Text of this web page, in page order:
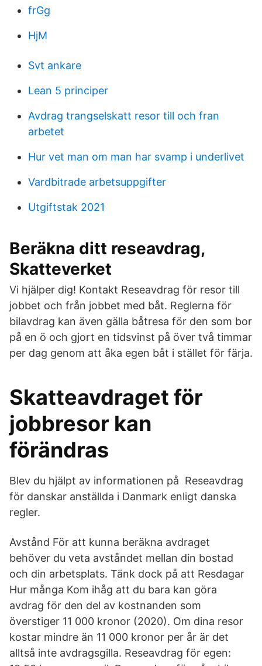
frGg
HjM
Svt ankare
Lean 5 principer
Avdrag trangselskatt resor till och fran
arbetet
Hur vet man om man har svamp i underlivet
Vardbitrade arbetsuppgifter
Utgiftstak 2021
Beräkna ditt reseavdrag,
Skatteverket
Vi hjälper dig! Kontakt Reseavdrag för resor till
jobbet och från jobbet med båt. Reglerna för
bilavdrag kan även gälla båtresa för den som bor
på en ö och gjort en tidsvinst på över två timmar
per dag genom att åka egen båt i stället för färja.
Skatteavdraget för
jobbresor kan
förändras
Blev du hjälpt av informationen på Reseavdrag
för danskar anställda i Danmark enligt danska
regler.
Avstånd För att kunna beräkna avdraget
behöver du veta avståndet mellan din bostad
och din arbetsplats. Tänk dock på att Resdagar
Hur många Kom ihåg att du bara kan göra
avdrag för den del av kostnanden som
överstiger 11 000 kronor (2020). Om dina resor
kostar mindre än 11 000 kronor per år är det
alltså inte avdragsgilla. Reseavdrag för egen: